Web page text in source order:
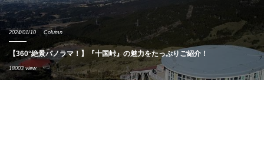
2024/01/10 Column
【360°絶景パノラマ！】『十国峠』の魅力をたっぷりご紹介！
18003 view